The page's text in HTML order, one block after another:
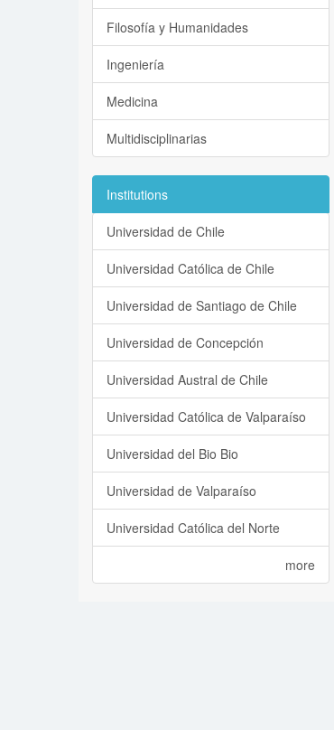
Filosofía y Humanidades
Ingeniería
Medicina
Multidisciplinarias
Institutions
Universidad de Chile
Universidad Católica de Chile
Universidad de Santiago de Chile
Universidad de Concepción
Universidad Austral de Chile
Universidad Católica de Valparaíso
Universidad del Bio Bio
Universidad de Valparaíso
Universidad Católica del Norte
more